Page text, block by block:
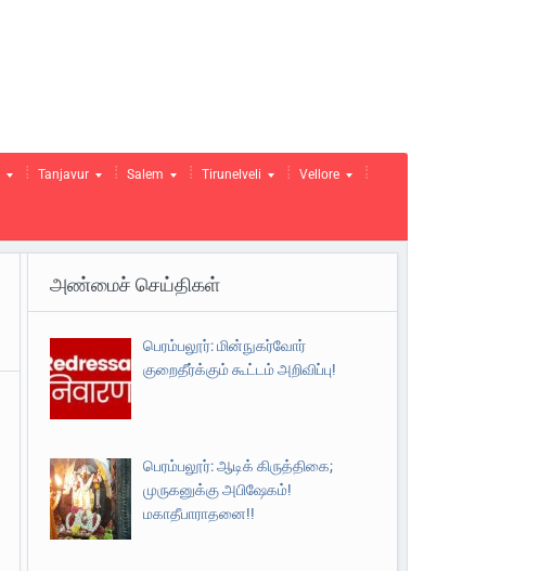
Tanjavur Salem Tirunelveli Vellore
அண்மைச் செய்திகள்
பெரம்பலூர்: மின்நுகர்வோர்
குறைதீர்க்கும் கூட்டம் அறிவிப்பு!
பெரம்பலூர்: ஆடிக் கிருத்திகை;
முருகனுக்கு அபிஷேகம்!
மகாதீபாராதனை!!